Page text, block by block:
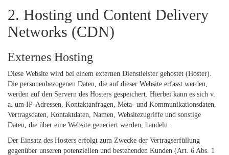
2. Hosting und Content Delivery
Networks (CDN)
Externes Hosting
Diese Website wird bei einem externen Dienstleister gehostet (Hoster).
Die personenbezogenen Daten, die auf dieser Website erfasst werden,
werden auf den Servern des Hosters gespeichert. Hierbei kann es sich v.
a. um IP-Adressen, Kontaktanfragen, Meta- und Kommunikationsdaten,
Vertragsdaten, Kontaktdaten, Namen, Websitezugriffe und sonstige
Daten, die über eine Website generiert werden, handeln.
Der Einsatz des Hosters erfolgt zum Zwecke der Vertragserfüllung
gegenüber unseren potenziellen und bestehenden Kunden (Art. 6 Abs. 1